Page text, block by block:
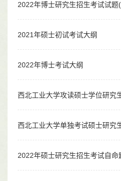
2022年博士研究生招生考试试题
2021年硕士初试考试大纲
2022年博士考试大纲
西北工业大学攻读硕士学位研究
西北工业大学单独考试硕士研究
2022年硕士研究生招生考试自命